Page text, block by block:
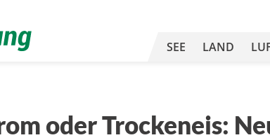
SEE LAND
oder Trockeneis: